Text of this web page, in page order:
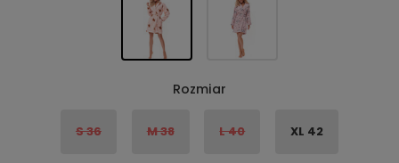
Rozmiar
S 36 M 38 L 40 XL 42